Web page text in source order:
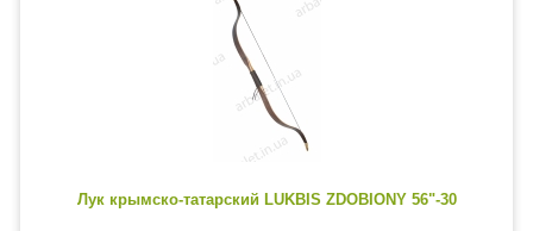
Лук крымско-татарский LUKBIS ZDOBIONY 56"-30